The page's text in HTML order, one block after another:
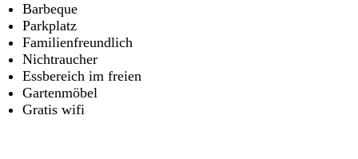
Barbeque
Parkplatz
Familienfreundlich
Nichtraucher
Essbereich im freien
Gartenmöbel
Gratis wifi